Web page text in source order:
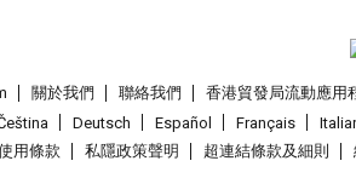
關於我們 聯絡我們 香港貿發局流動應用
Deutsch Español Français
用條款
私隱政策聲明 超連結條款及細則